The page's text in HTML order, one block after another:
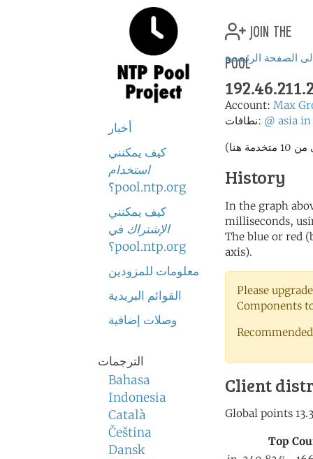
أخبار
كيف يمكنني
استخدام
pool.ntp.org؟
كيف يمكنني
الإشتراك في
pool.ntp.org؟
معلومات للمزودين
القوائم البريدية
وصلات إضافية
الترجمات
Bahasa
Indonesia
Català
Čeština
Dansk
join the
pool
الصفحة الرئيسية
Account: Max
نطافات: @ asia in
History
In the graph
milliseconds,
The blue or red
axis).
Please
Components
Client